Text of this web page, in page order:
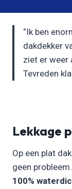
“Ik ben
dakdekker
ziet er weer
Tevreden
Lekkage
Op een plat
geen
100%